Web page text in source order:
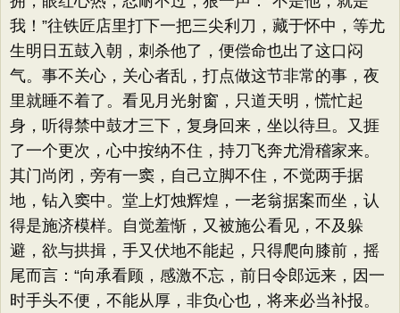
我！”往铁匠店里打下一把三尖利刀，藏于怀中，等尤
生明日五鼓入朝，刺杀他了，便偿命也出了这口闷
气。事不关心，关心者乱，打点做这节非常的事，夜
里就睡不着了。看见月光射窗，只道天明，慌忙起
身，听得禁中鼓才三下，复身回来，坐以待旦。又捱
了一个更次，心中按纳不住，持刀飞奔尤滑稽家来。
其门尚闭，旁有一窦，自己立脚不住，不觉两手据
地，钻入窦中。堂上灯烛辉煌，一老翁据案而坐，认
得是施济模样。自觉羞惭，又被施公看见，不及躲
避，欲与拱揖，手又伏地不能起，只得爬向膝前，摇
尾而言：​“向承看顾，感激不忘，前日令郎远来，因一
时手头不便，不能从厚，非负心也，将来必当补报。​